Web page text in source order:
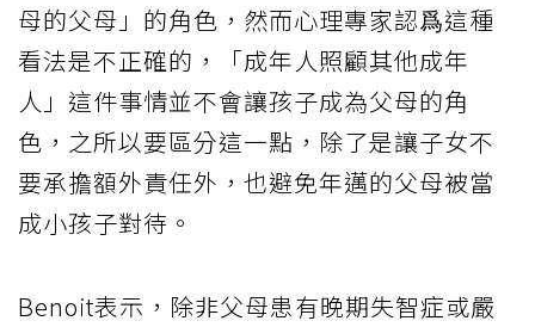
母的父母」的角色，然而心理專家認爲這種
看法是不正確的，「成年人照顧其他成年
人」這件事情並不會讓孩子成為父母的角
色，之所以要區分這一點，除了是讓子女不
要承擔額外責任外，也避免年邁的父母被當
成小孩子對待。
Benoit表示，除非父母患有晚期失智症或嚴